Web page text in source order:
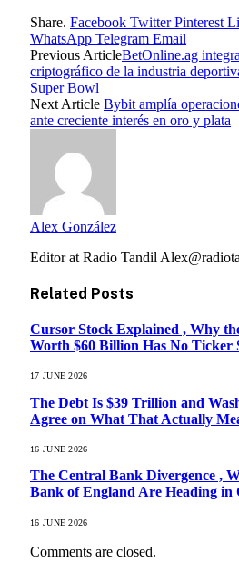
Share. Facebook Twitter Pinterest
WhatsApp Telegram Email
Previous ArticleBetOnline.ag
criptográfico de la industria
Super Bowl
Next Article Bybit amplía
ante creciente interés en oro y plata
Alex González
Editor at Radio Tandil
Related Posts
Cursor Stock Explained , Why
Worth $60 Billion Has No Ticker
17 JUNE 2026
The Debt Is $39 Trillion and
Agree on What That Actually
16 JUNE 2026
The Central Bank Divergence ,
Bank of England Are Heading in
16 JUNE 2026
Comments are closed.